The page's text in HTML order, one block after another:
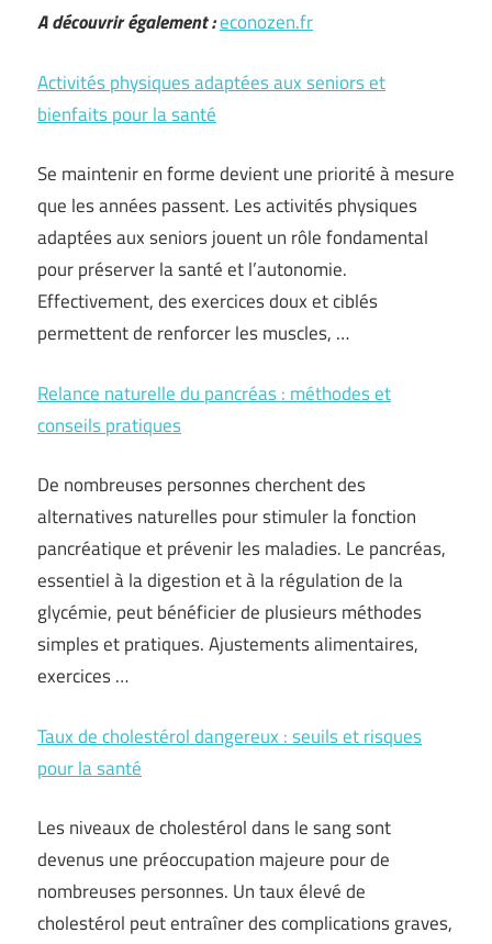
A découvrir également :econozen.fr
Activités physiques adaptées aux seniors et
bienfaits pour la santé
Se maintenir en forme devient une priorité à mesure
que les années passent. Les activités physiques
adaptées aux seniors jouent un rôle fondamental
pour préserver la santé et l’autonomie.
Effectivement, des exercices doux et ciblés
permettent de renforcer les muscles, …
Relance naturelle du pancréas : méthodes et
conseils pratiques
De nombreuses personnes cherchent des
alternatives naturelles pour stimuler la fonction
pancréatique et prévenir les maladies. Le pancréas,
essentiel à la digestion et à la régulation de la
glycémie, peut bénéficier de plusieurs méthodes
simples et pratiques. Ajustements alimentaires,
exercices …
Taux de cholestérol dangereux : seuils et risques
pour la santé
Les niveaux de cholestérol dans le sang sont
devenus une préoccupation majeure pour de
nombreuses personnes. Un taux élevé de
cholestérol peut entraîner des complications graves,